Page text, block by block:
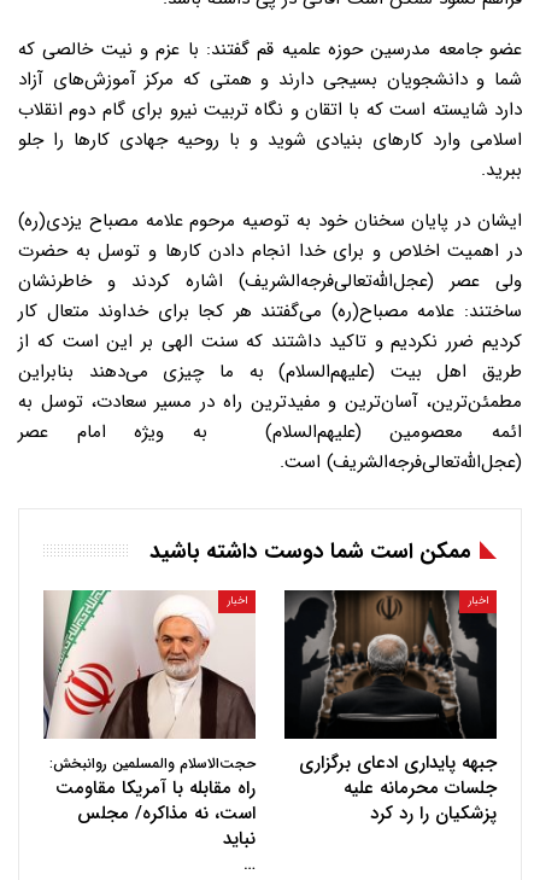
عضو جامعه مدرسین حوزه علمیه قم گفتند: با عزم و نیت خالصی که
شما و دانشجویان بسیجی دارند و همتی که مرکز آموزش‌های آزاد
دارد شایسته است که با اتقان و نگاه تربیت نیرو برای گام دوم انقلاب
اسلامی وارد کارهای بنیادی شوید و با روحیه جهادی کارها را جلو
ببرید.
ایشان در پایان سخنان خود به توصیه مرحوم علامه مصباح یزدی(ره)
در اهمیت اخلاص و برای خدا انجام دادن کارها و توسل به حضرت
ولی عصر (عجل‌الله‌تعالی‌فرجه‌الشریف) اشاره کردند و خاطرنشان
ساختند: علامه مصباح(ره) می‌گفتند هر کجا برای خداوند متعال کار
کردیم ضرر نکردیم و تاکید داشتند که سنت الهی بر این است که از
طریق اهل بیت (علیهم‌السلام) به ما چیزی می‌دهند بنابراین
مطمئن‌ترین، آسان‌ترین و مفیدترین راه در مسیر سعادت، توسل به
ائمه معصومین (علیهم‌السلام) به ویژه امام عصر
(عجل‌الله‌تعالی‌فرجه‌الشریف) است.
ممکن است شما دوست داشته باشید
اخبار
جبهه پایداری ادعای برگزاری
جلسات محرمانه علیه
پزشکیان را رد کرد
اخبار
حجت‌الاسلام والمسلمین روانبخش:
راه مقابله با آمریکا مقاومت
است، نه مذاکره/ مجلس
نباید
…